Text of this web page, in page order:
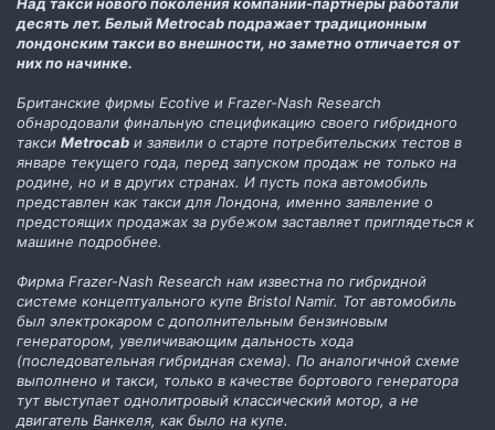
десять лет. Белый Metrocab подражает традиционным
лондонским такси во внешности, но заметно отличается от
них по начинке.
Британские фирмы Ecotive и Frazer-Nash Research
обнародовали финальную спецификацию своего гибридного
такси Metrocab и заявили о старте потребительских тестов в
январе текущего года, перед запуском продаж не только на
родине, но и в других странах. И пусть пока автомобиль
представлен как такси для Лондона, именно заявление о
предстоящих продажах за рубежом заставляет приглядеться к
машине подробнее.
Фирма Frazer-Nash Research нам известна по гибридной
системе концептуального купе Bristol Namir. Тот автомобиль
был электрокаром с дополнительным бензиновым
генератором, увеличивающим дальность хода
(последовательная гибридная схема). По аналогичной схеме
выполнено и такси, только в качестве бортового генератора
тут выступает однолитровый классический мотор, а не
двигатель Ванкеля, как было на купе.